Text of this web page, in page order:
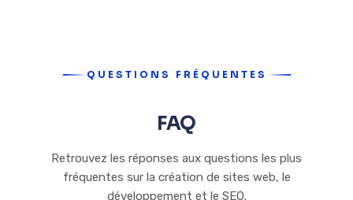
QUESTIONS FRÉQUENTES
FAQ
Retrouvez les réponses aux questions les plus
fréquentes sur la création de sites web, le
développement et le SEO.